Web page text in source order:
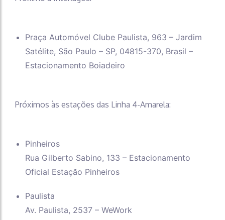
Praça Automóvel Clube Paulista, 963 – Jardim
Satélite, São Paulo – SP, 04815-370, Brasil –
Estacionamento Boiadeiro
Próximos às estações das Linha 4-Amarela:
Pinheiros
Rua Gilberto Sabino, 133 – Estacionamento
Oficial Estação Pinheiros
Paulista
Av. Paulista, 2537 – WeWork